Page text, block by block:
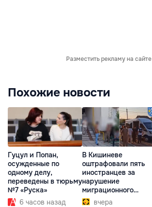
Разместить рекламу на сайте
Похожие новости
Гуцул и Попан,
осужденные по
одному делу,
переведены в тюрьму
№7 «Руска»
6 часов назад
В Кишиневе
оштрафовали пять
иностранцев за
нарушение
миграционного
режима
вчера